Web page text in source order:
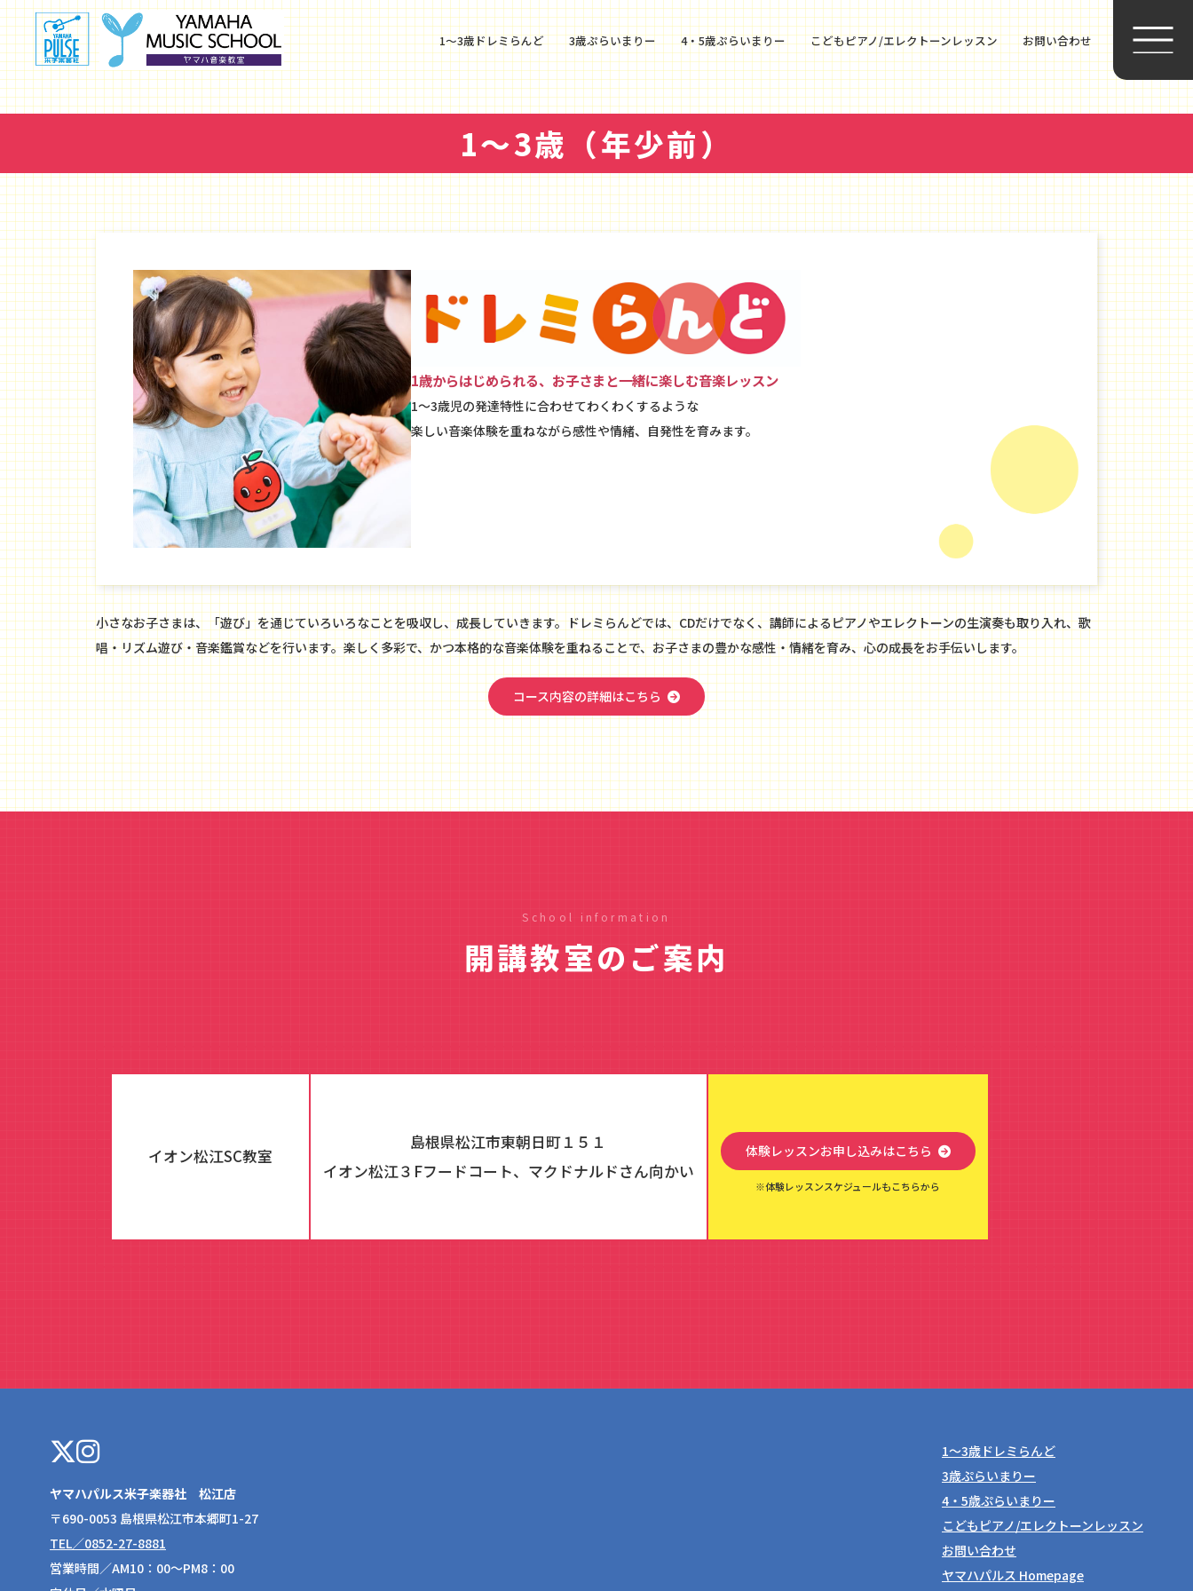
1〜3歳ドレミらんど 3歳ぷらいまりー 4・5歳ぷらいまりー こどもピアノ/エレクトーンレッスン お問い合わせ
1～3歳（年少前）
1歳からはじめられる、お子さまと一緒に楽しむ音楽レッスン
1～3歳児の発達特性に合わせてわくわくするような
楽しい音楽体験を重ねながら感性や情緒、自発性を育みます。
小さなお子さまは、「遊び」を通じていろいろなことを吸収し、成長していきます。ドレミらんどでは、CDだけでなく、講師によるピアノやエレクトーンの生演奏も取り入れ、歌
唱・リズム遊び・音楽鑑賞などを行います。楽しく多彩で、かつ本格的な音楽体験を重ねることで、お子さまの豊かな感性・情緒を育み、心の成長をお手伝いします。
コース内容の詳細はこちら
開講教室のご案内
School information
イオン松江SC教室
島根県松江市東朝日町１５１
イオン松江３Fフードコート、マクドナルドさん向かい
体験レッスンお申し込みはこちら
※体験レッスンスケジュールもこちらから
ヤマハパルス米子楽器社 松江店
〒690-0053 島根県松江市本郷町1-27
TEL／0852-27-8881
営業時間／AM10：00～PM8：00
1〜3歳ドレミらんど
3歳ぷらいまりー
4・5歳ぷらいまりー
こどもピアノ/エレクトーンレッスン
お問い合わせ
ヤマハパルス Homepage